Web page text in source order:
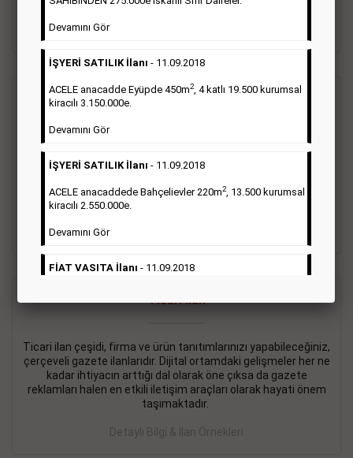
Detaylı Bilgi & İlan Örnekleri
Vasıta İlanı
Sarı sayfa ilanlar alım- satım, duyuru, mini reklam şeklinde
ifade edilebilen ilanlardır. Gazetelerin tirajını önemli ölçüde
etkilerler ve gazete gelirlerinin de önemli bir bölümünü
oluştururlar.Sabah sarı sayfa eleman ilanlarında 6 kelime
sayısı şartı aranmamaktadır.
Detaylı Bilgi & İlan Örnekleri
Ticari İlan
Ticari ilan çeşidi, firma ve ürün tanıtımlarınızı yapabileceğiniz,
çerçeveli gazete ilanlarıdır. Dijital ortamdaki gelişmeler her ne
kadar ihtiyacın arttığı dal olarak öne çıksa da gazete
reklamları halen en etkili iletişim araçları olarak hayati önem
taşımaktadır.
Detaylı Bilgi & İlan Örnekleri
Devamını Gör
İŞYERİ SATILIK İlanı - 11.09.2018
ACELE anacadde Eyüpde 450m2, 4 katlı 19.500 kurumsal
kiracılı 3.150.000e.
Devamını Gör
İŞYERİ SATILIK İlanı - 11.09.2018
ACELE anacaddede Bahçelievler 220m2, 13.500 kurumsal
kiracılı 2.550.000e.
Devamını Gör
FİAT VASITA İlanı - 11.09.2018
2.800.000e kurumsal mağaza.
BAKIRKÖY SATILIK İlanı- 11.09.2018
KARTALTEPEde kelepir 2+ 1 satılık daire